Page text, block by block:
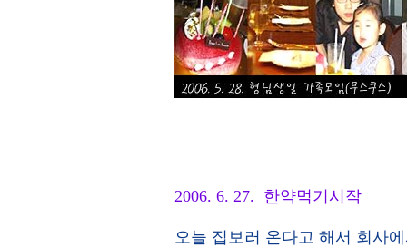
2006. 6. 27. 한약먹기시작
오늘 집보러 온다고 해서 회사